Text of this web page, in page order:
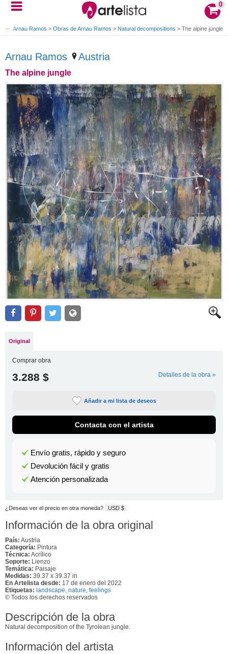
0
> Arnau Ramos > Obras de Arnau Ramos > Natural decompositions > The alpine jungle
Arnau Ramos Austria
The alpine jungle
Original
Comprar obra
3.288 $ Detalles de la obra »
Añadir a mi lista de deseos
Contacta con el artista
Envío gratis, rápido y seguro
Devolución fácil y gratis
Atención personalizada
¿Deseas ver el precio en otra moneda? USD $
Información de la obra original
País: Austria
Categoría: Pintura
Técnica: Acrílico
Soporte: Lienzo
Temática: Paisaje
Medidas: 39.37 x 39.37 in
En Artelista desde: 17 de enero del 2022
Etiquetas: landscape, nature, feelings
© Todos los derechos reservados
Descripción de la obra
Natural decomposition of the Tyrolean jungle.
Información del artista